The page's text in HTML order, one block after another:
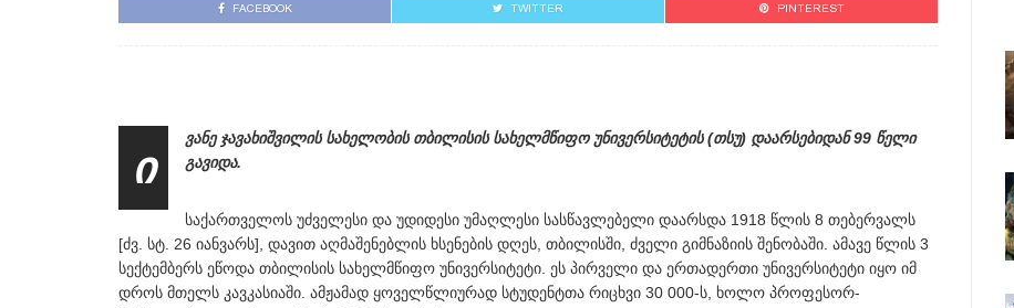
FACEBOOK TWITTER PINTEREST
ი
ვანე ჯავახიშვილის სახელობის თბილისის სახელმწიფო უნივერსიტეტის (თსუ) დაარსებიდან 99 წელი
გავიდა.
საქართველოს უძველესი და უდიდესი უმაღლესი სასწავლებელი დაარსდა 1918 წლის 8 თებერვალს
[ძვ. სტ. 26 იანვარს], დავით აღმაშენებლის ხსენების დღეს, თბილისში, ძველი გიმნაზიის შენობაში. ამავე წლის 3
სექტემბერს ეწოდა თბილისის სახელმწიფო უნივერსიტეტი. ეს პირველი და ერთადერთი უნივერსიტეტი იყო იმ
დროს მთელს კავკასიაში. ამჟამად ყოველწლიურად სტუდენტთა რიცხვი 30 000-ს, ხოლო პროფესორ-